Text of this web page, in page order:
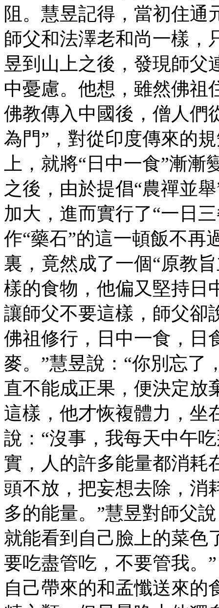
阻。慧昱記得，當初住通
師父和法澤老和尚一樣，
昱到山上之後，發現師父
中憂慮。他想，雖然佛祖
佛教傳入中國後，僧人們
為門”，對從印度傳來的
上，就將“日中一食”漸
之後，由於提倡“農禪並
加大，進而實行了“一日
作“藥石”的這一頓飯不再
裏，竟然成了一個“原教
樣的食物，他偏又堅持日
讓師父不要這樣，師父卻
佛祖修行，日中一食，日
麥。”慧昱說：“你別忘了
直不能成正果，便決定放
這樣，他才恢複體力，坐
說：“沒事，我每天中午
實，人的許多能量都消耗
頭不放，把妄想去除，消
多的能量。”慧昱對師父
就能看到自己臉上的菜色
要吃盡管吃，不要管我。
自己帶來的和孟懺送來的